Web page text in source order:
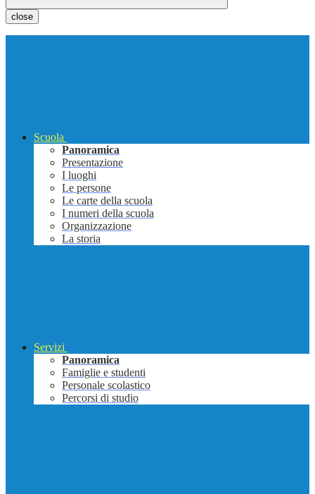
close
Scuola
Panoramica
Presentazione
I luoghi
Le persone
Le carte della scuola
I numeri della scuola
Organizzazione
La storia
Servizi
Panoramica
Famiglie e studenti
Personale scolastico
Percorsi di studio